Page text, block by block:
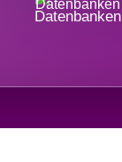
Datenbanken